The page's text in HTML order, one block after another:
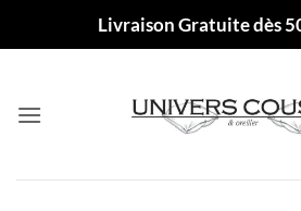
Livraison Gratuite dès